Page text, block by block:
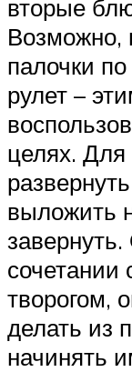
вторые
Возможно,
палочки
рулет –
целях. Для
выложить
сочетании
творогом,
делать из
начинять